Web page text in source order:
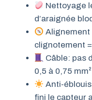
Nettoyage
d’araignée
Alignement
clignotement
Câble: pas
0,5 à 0,75
Anti-
fini le capteur